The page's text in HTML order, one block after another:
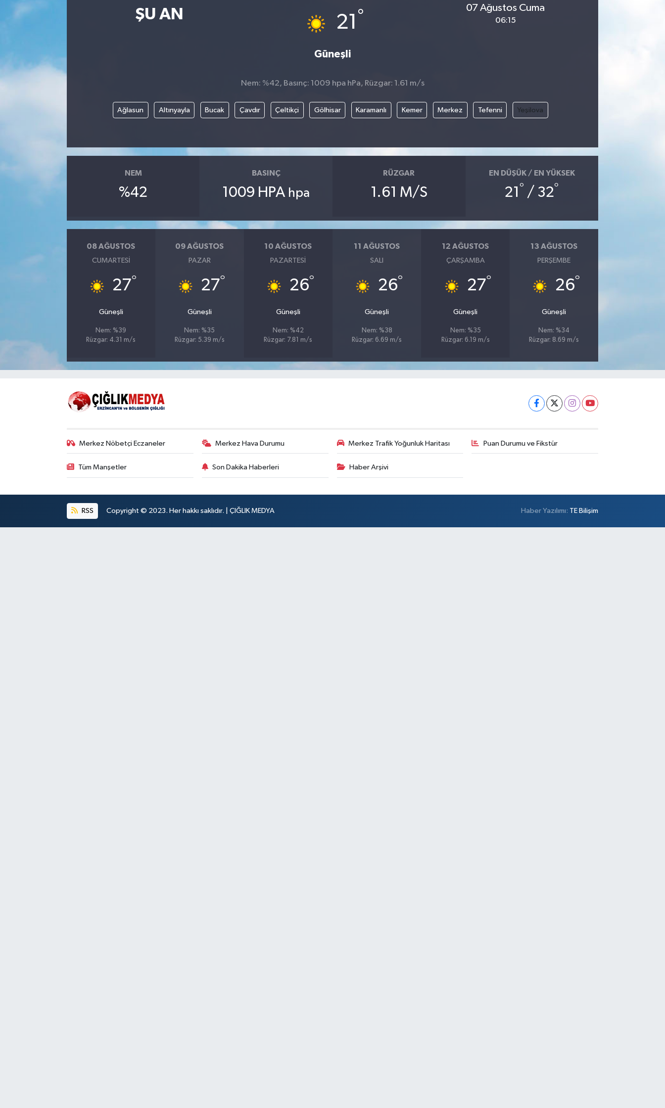
ŞU AN 21 °
Güneşli
07 Ağustos Cuma
06:15
Nem: %42, Basınç: 1009 hpa hPa, Rüzgar: 1.61 m/s
Ağlasun Altınyayla Bucak Çavdır Çeltikçi Gölhisar Karamanlı Kemer Merkez Tefenni Yeşilova
NEM
%42
BASINÇ
1009 HPA hpa
RÜZGAR
1.61 M/S
EN DÜŞÜK / EN YÜKSEK
21 ° / 32°
08 AĞUSTOS
CUMARTESI
27°
Güneşli
Nem: %39
Rüzgar: 4.31 m/s
09 AĞUSTOS
PAZAR
27°
Güneşli
Nem: %35
Rüzgar: 5.39 m/s
10 AĞUSTOS
PAZARTESI
26°
Güneşli
Nem: %42
Rüzgar: 7.81 m/s
11 AĞUSTOS
SALI
26°
Güneşli
Nem: %38
Rüzgar: 6.69 m/s
12 AĞUSTOS
ÇARŞAMBA
27°
Güneşli
Nem: %35
Rüzgar: 6.19 m/s
13 AĞUSTOS
PERŞEMBE
26°
Güneşli
Nem: %34
Rüzgar: 8.69 m/s
Merkez Nöbetçi Eczaneler Merkez Hava Durumu Merkez Trafik Yoğunluk Haritası Puan Durumu ve Fikstür
Tüm Manşetler Son Dakika Haberleri Haber Arşivi
RSS Copyright © 2023. Her hakkı saklıdır. | ÇIĞLIK MEDYA Haber Yazılımı: TE Bilişim